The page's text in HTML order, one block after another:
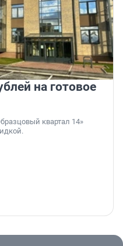
на готовое
квартал 14»